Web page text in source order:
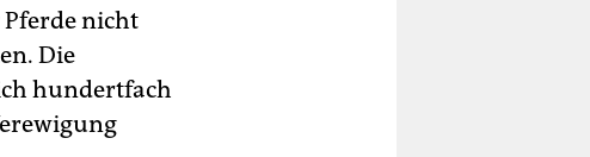
Pferde nicht
Die
hundertfach